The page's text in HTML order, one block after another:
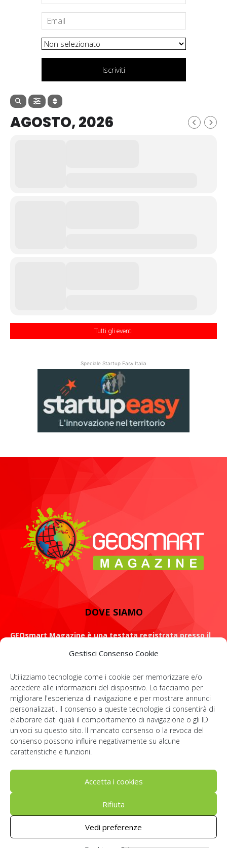
Gestisci Consenso Cookie
Utilizziamo tecnologie come i cookie per memorizzare e/o
accedere alle informazioni del dispositivo. Lo facciamo per
migliorare l'esperienza di navigazione e per mostrare annunci
personalizzati. Il consenso a queste tecnologie ci consentirà di
elaborare dati quali il comportamento di navigazione o gli ID
univoci su questo sito. Il mancato consenso o la revoca del
consenso possono influire negativamente su alcune
caratteristiche e funzioni.
Accetta i cookies
Rifiuta
Vedi preferenze
Iscriviti
AGOSTO, 2026
Tutti gli eventi
Speciale Startup Easy Italia
DOVE SIAMO
GEOsmart Magazine è una testata registrata presso il
ROMA: Via Casilina 98, 00182
Contattaci:info@geosmartmagazine.it
SOCIAL